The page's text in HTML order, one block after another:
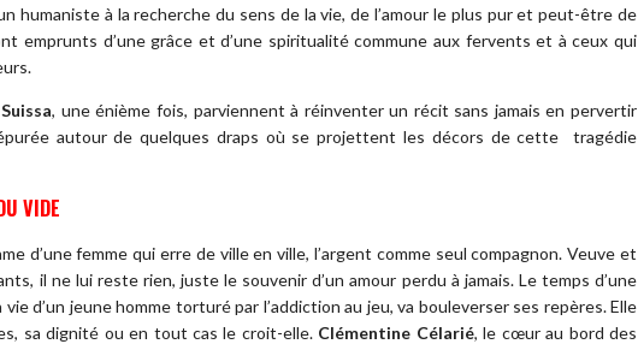
humaniste à la recherche du sens de la vie, de l’amour le plus pur et peut-être de
emprunts d’une grâce et d’une spiritualité commune aux fervents et à ceux qui
, une énième fois, parviennent à réinventer un récit sans jamais en pervertir
autour de quelques draps où se projettent les décors de cette tragédie
VIDE
d’une femme qui erre de ville en ville, l’argent comme seul compagnon. Veuve et
il ne lui reste rien, juste le souvenir d’un amour perdu à jamais. Le temps d’une
vie d’un jeune homme torturé par l’addiction au jeu, va bouleverser ses repères. Elle
sa dignité ou en tout cas le croit-elle. Clémentine Célarié, le cœur au bord des